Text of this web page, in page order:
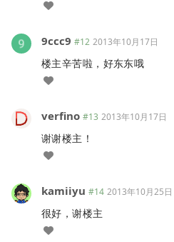
9ccc9 #12 2013年10月17日
楼主辛苦啦，好东东哦
verfino #13 2013年10月17日
谢谢楼主！
kamiiyu #14 2013年10月25日
很好，谢楼主